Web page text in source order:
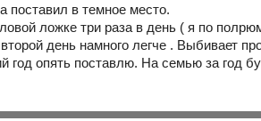
поставил в темное место.
ложке три раза в день ( я по
день намного легче . Выбивает
год опять поставлю. На семью за год